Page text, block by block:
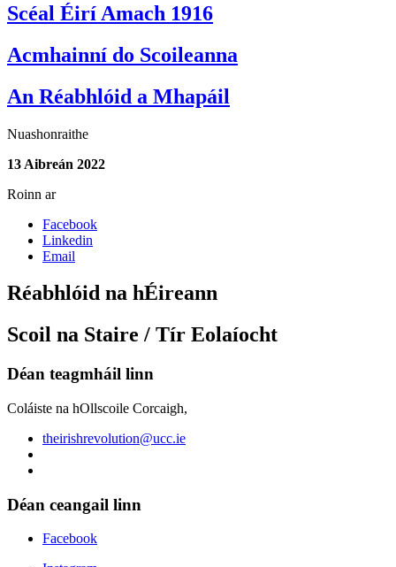
Scéal Éirí Amach 1916
Acmhainní do Scoileanna
An Réabhlóid a Mhapáil
Nuashonraithe
13 Aibreán 2022
Roinn ar
Facebook
Linkedin
Email
Réabhlóid na hÉireann
Scoil na Staire / Tír Eolaíocht
Déan teagmháil linn
Coláiste na hOllscoile Corcaigh,
theirishrevolution@ucc.ie
Déan ceangail linn
Facebook